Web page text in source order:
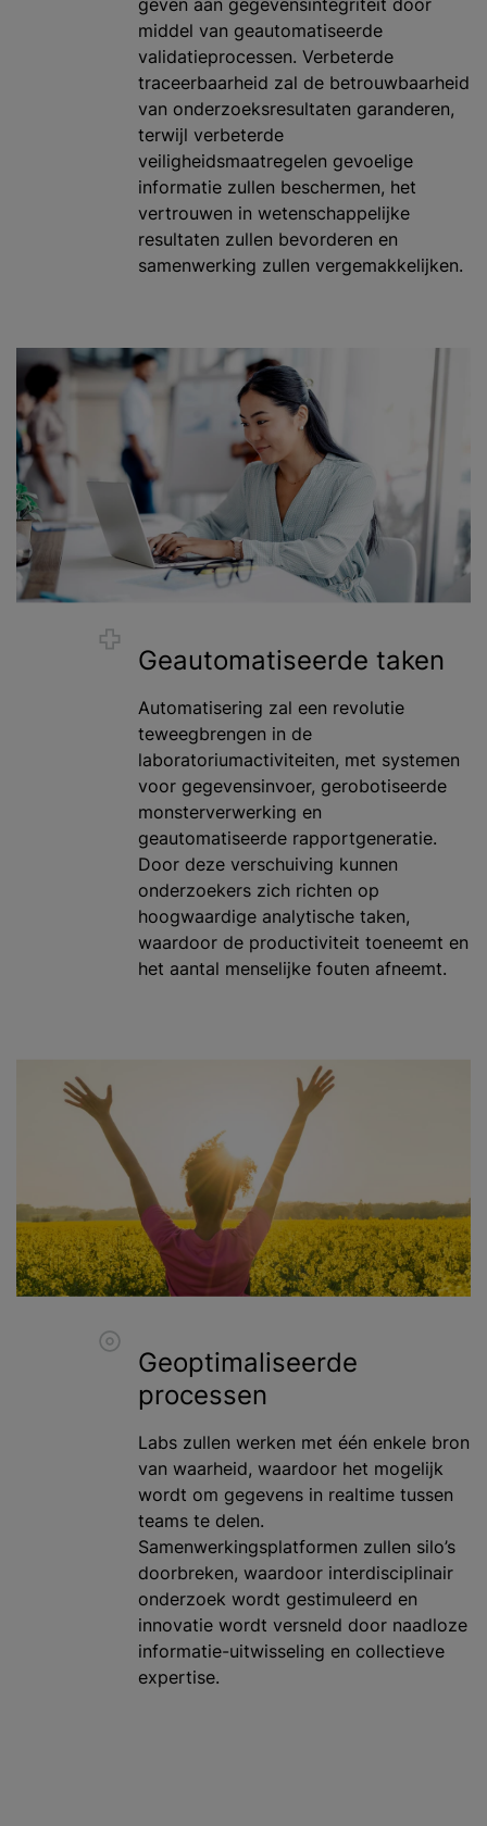
middel van geautomatiseerde
validatieprocessen. Verbeterde
traceerbaarheid zal de betrouwbaarheid
van onderzoeksresultaten garanderen,
terwijl verbeterde
veiligheidsmaatregelen gevoelige
informatie zullen beschermen, het
vertrouwen in wetenschappelijke
resultaten zullen bevorderen en
samenwerking zullen vergemakkelijken.
Geautomatiseerde taken
Automatisering zal een revolutie
teweegbrengen in de
laboratoriumactiviteiten, met systemen
voor gegevensinvoer, gerobotiseerde
monsterverwerking en
geautomatiseerde rapportgeneratie.
Door deze verschuiving kunnen
onderzoekers zich richten op
hoogwaardige analytische taken,
waardoor de productiviteit toeneemt en
het aantal menselijke fouten afneemt.
Geoptimaliseerde
processen
Labs zullen werken met één enkele bron
van waarheid, waardoor het mogelijk
wordt om gegevens in realtime tussen
teams te delen.
Samenwerkingsplatformen zullen silo’s
doorbreken, waardoor interdisciplinair
onderzoek wordt gestimuleerd en
innovatie wordt versneld door naadloze
informatie-uitwisseling en collectieve
expertise.